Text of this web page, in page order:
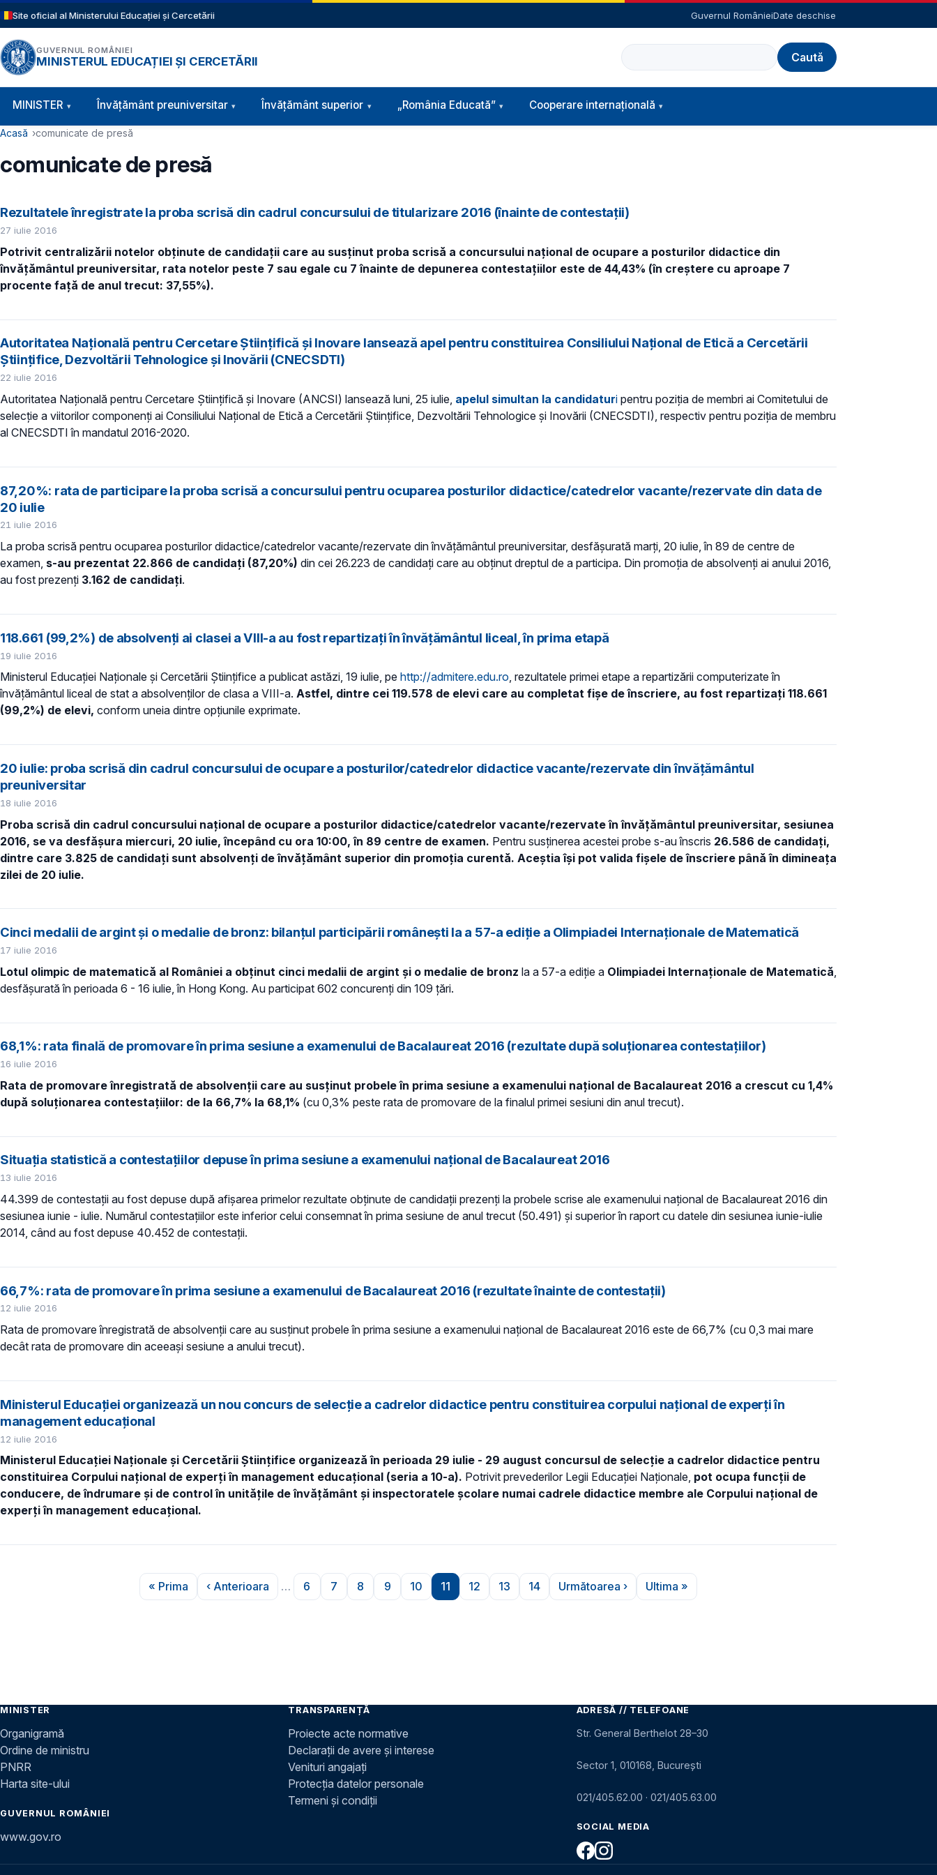
Sari la conținutul principal
Site oficial al Ministerului Educației și Cercetării Guvernul RomânieiDate deschise
GUVERNUL ROMÂNIEI
MINISTERUL EDUCAȚIEI ȘI CERCETĂRII
Caută
Navigație principală
MINISTER Învăţământ preuniversitar Învățământ superior „România Educată” Cooperare internațională
Cale de navigare
Acasă comunicate de presă
comunicate de presă
Rezultatele înregistrate la proba scrisă din cadrul concursului de titularizare 2016 (înainte de contestaţii)
27 iulie 2016
Potrivit centralizării notelor obţinute de candidaţii care au susţinut proba scrisă a concursului naţional de ocupare a posturilor didactice din
învăţământul preuniversitar, rata notelor peste 7 sau egale cu 7 înainte de depunerea contestaţiilor este de 44,43% (în creştere cu aproape 7
procente faţă de anul trecut: 37,55%).
Autoritatea Naţională pentru Cercetare Ştiinţifică şi Inovare lansează apel pentru constituirea Consiliului Naţional de Etică a Cercetării
Ştiinţifice, Dezvoltării Tehnologice şi Inovării (CNECSDTI)
22 iulie 2016
Autoritatea Naţională pentru Cercetare Ştiinţifică şi Inovare (ANCSI) lansează luni, 25 iulie, apelul simultan la candidaturi pentru poziţia de membri ai Comitetului de
selecţie a viitorilor componenţi ai Consiliului Naţional de Etică a Cercetării Ştiinţifice, Dezvoltării Tehnologice şi Inovării (CNECSDTI), respectiv pentru poziţia de membru
al CNECSDTI în mandatul 2016-2020.
87,20%: rata de participare la proba scrisă a concursului pentru ocuparea posturilor didactice/catedrelor vacante/rezervate din data de
20 iulie
21 iulie 2016
La proba scrisă pentru ocuparea posturilor didactice/catedrelor vacante/rezervate din învăţământul preuniversitar, desfăşurată marţi, 20 iulie, în 89 de centre de
examen, s-au prezentat 22.866 de candidaţi (87,20%) din cei 26.223 de candidaţi care au obţinut dreptul de a participa. Din promoţia de absolvenţi ai anului 2016,
au fost prezenţi 3.162 de candidaţi.
118.661 (99,2%) de absolvenţi ai clasei a VIII-a au fost repartizaţi în învăţământul liceal, în prima etapă
19 iulie 2016
Ministerul Educaţiei Naţionale şi Cercetării Ştiinţifice a publicat astăzi, 19 iulie, pe http://admitere.edu.ro, rezultatele primei etape a repartizării computerizate în
învăţământul liceal de stat a absolvenţilor de clasa a VIII-a. Astfel, dintre cei 119.578 de elevi care au completat fişe de înscriere, au fost repartizaţi 118.661
(99,2%) de elevi, conform uneia dintre opţiunile exprimate.
20 iulie: proba scrisă din cadrul concursului de ocupare a posturilor/catedrelor didactice vacante/rezervate din învăţământul
preuniversitar
18 iulie 2016
Proba scrisă din cadrul concursului naţional de ocupare a posturilor didactice/catedrelor vacante/rezervate în învăţământul preuniversitar, sesiunea
2016, se va desfăşura miercuri, 20 iulie, începând cu ora 10:00, în 89 centre de examen. Pentru susţinerea acestei probe s-au înscris 26.586 de candidaţi,
dintre care 3.825 de candidaţi sunt absolvenţi de învăţământ superior din promoţia curentă. Aceştia îşi pot valida fişele de înscriere până în dimineaţa
zilei de 20 iulie.
Cinci medalii de argint şi o medalie de bronz: bilanţul participării româneşti la a 57-a ediţie a Olimpiadei Internaţionale de Matematică
17 iulie 2016
Lotul olimpic de matematică al României a obţinut cinci medalii de argint şi o medalie de bronz la a 57-a ediţie a Olimpiadei Internaţionale de Matematică
desfăşurată în perioada 6 - 16 iulie, în Hong Kong. Au participat 602 concurenţi din 109 ţări.
68,1%: rata finală de promovare în prima sesiune a examenului de Bacalaureat 2016 (rezultate după soluţionarea contestaţiilor)
16 iulie 2016
Rata de promovare înregistrată de absolvenţii care au susţinut probele în prima sesiune a examenului naţional de Bacalaureat 2016 a crescut cu 1,4%
după soluţionarea contestaţiilor: de la 66,7% la 68,1% (cu 0,3% peste rata de promovare de la finalul primei sesiuni din anul trecut).
Situaţia statistică a contestaţiilor depuse în prima sesiune a examenului naţional de Bacalaureat 2016
13 iulie 2016
44.399 de contestaţii au fost depuse după afişarea primelor rezultate obţinute de candidaţii prezenţi la probele scrise ale examenului naţional de Bacalaureat 2016 din
sesiunea iunie - iulie. Numărul contestaţiilor este inferior celui consemnat în prima sesiune de anul trecut (50.491) şi superior în raport cu datele din sesiunea iunie-iulie
2014, când au fost depuse 40.452 de contestaţii.
66,7%: rata de promovare în prima sesiune a examenului de Bacalaureat 2016 (rezultate înainte de contestaţii)
12 iulie 2016
Rata de promovare înregistrată de absolvenţii care au susţinut probele în prima sesiune a examenului naţional de Bacalaureat 2016 este de 66,7% (cu 0,3 mai mare
decât rata de promovare din aceeaşi sesiune a anului trecut).
Ministerul Educaţiei organizează un nou concurs de selecţie a cadrelor didactice pentru constituirea corpului naţional de experţi în
management educaţional
12 iulie 2016
Ministerul Educaţiei Naţionale şi Cercetării Ştiinţifice organizează în perioada 29 iulie - 29 august concursul de selecţie a cadrelor didactice pentru
constituirea Corpului naţional de experţi în management educaţional (seria a 10-a). Potrivit prevederilor Legii Educaţiei Naţionale, pot ocupa funcţii de
conducere, de îndrumare şi de control în unităţile de învăţământ şi inspectoratele şcolare numai cadrele didactice membre ale Corpului naţional de
experţi în management educaţional.
Prima pagină
« Prima
Pagina anterioară
‹ Anterioara …
Pagina
6
Pagina
7
Pagina
8
Pagina
9
Pagina
10
Pagina
11
Pagina
12
Pagina
13
Pagina
14
Pagina următoare
Următoarea ›
Ultima pagină
Ultima »
MINISTER
Organigramă
Ordine de ministru
PNRR
Harta site-ului
GUVERNUL ROMÂNIEI
www.gov.ro
TRANSPARENȚĂ
Proiecte acte normative
Declarații de avere și interese
Venituri angajați
Protecția datelor personale
Termeni și condiții
ADRESĂ // TELEFOANE
Str. General Berthelot 28–30
Sector 1, 010168, București
021/405.62.00 · 021/405.63.00
SOCIAL MEDIA